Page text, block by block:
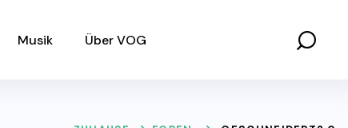
Musik Über VOG